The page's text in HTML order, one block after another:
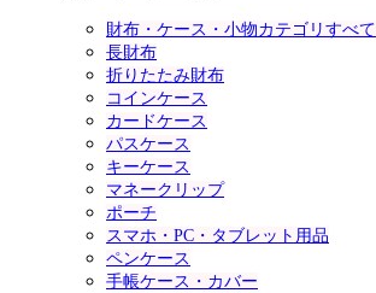
財布・ケース・小物カテゴリすべて
長財布
折りたたみ財布
コインケース
カードケース
パスケース
キーケース
マネークリップ
ポーチ
スマホ・PC・タブレット用品
ペンケース
手帳ケース・カバー